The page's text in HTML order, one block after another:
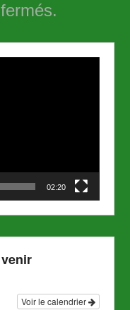
02:20
Voir le calendrier